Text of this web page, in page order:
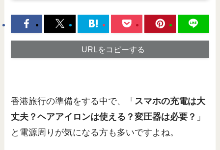
URLをコピーする
香港旅行の準備をする中で、「 スマホの充電は大
丈夫？ヘアアイロンは使える？変圧器は必要？ 」
と電源周りが気になる方も多いですよね。